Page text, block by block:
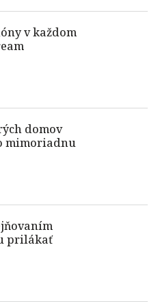
v každom
domov
mimoriadnu
prilákať